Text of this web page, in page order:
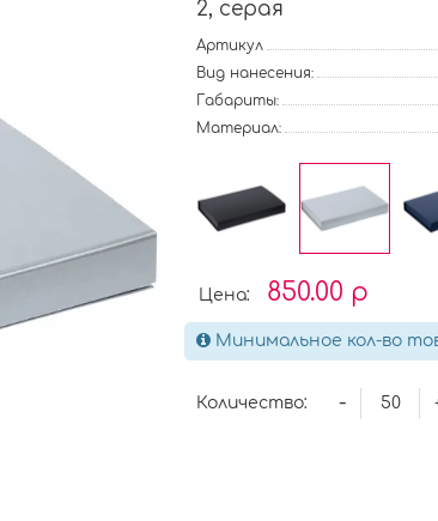
2, серая
Артикул
Вид нанесения:
Габариты:
Материал:
Цена: 850.00 р
Минимальное кол-во
Количество: -